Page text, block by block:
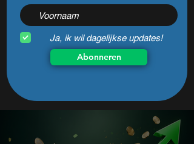
Ja, ik wil dagelijkse updates!
Abonneren